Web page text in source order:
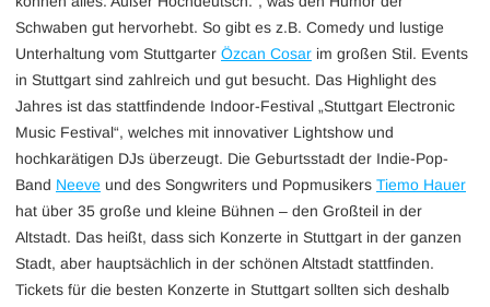
Schwaben gut hervorhebt. So gibt es z.B. Comedy und lustige
Unterhaltung vom Stuttgarter Özcan Cosar im großen Stil. Events
in Stuttgart sind zahlreich und gut besucht. Das Highlight des
Jahres ist das stattfindende Indoor-Festival „Stuttgart Electronic
Music Festival“, welches mit innovativer Lightshow und
hochkarätigen DJs überzeugt. Die Geburtsstadt der Indie-Pop-
Band Neeve und des Songwriters und Popmusikers Tiemo Hauer
hat über 35 große und kleine Bühnen – den Großteil in der
Altstadt. Das heißt, dass sich Konzerte in Stuttgart in der ganzen
Stadt, aber hauptsächlich in der schönen Altstadt stattfinden.
Tickets für die besten Konzerte in Stuttgart sollten sich deshalb